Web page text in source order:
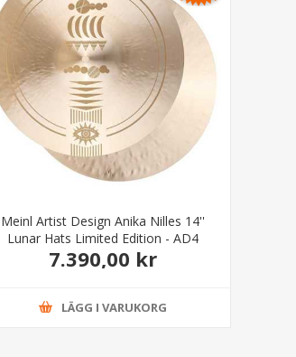
Meinl Artist Design Anika Nilles 14''
Lunar Hats Limited Edition - AD4
7.390,00 kr
LÄGG I VARUKORG